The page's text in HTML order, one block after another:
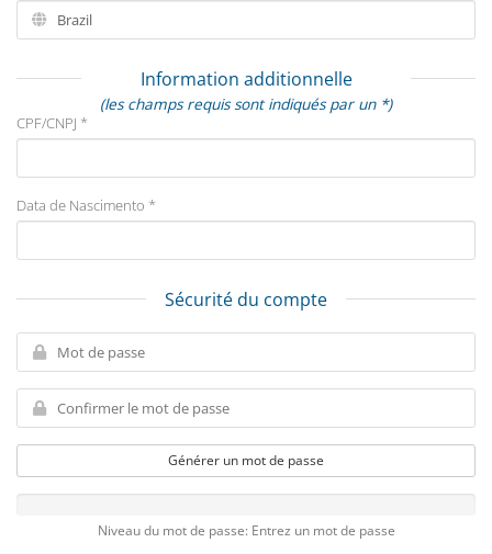
Information additionnelle
(les champs requis sont indiqués par un *)
CPF/CNPJ *
Data de Nascimento *
Sécurité du compte
Générer un mot de passe
Niveau du mot de passe: Entrez un mot de passe